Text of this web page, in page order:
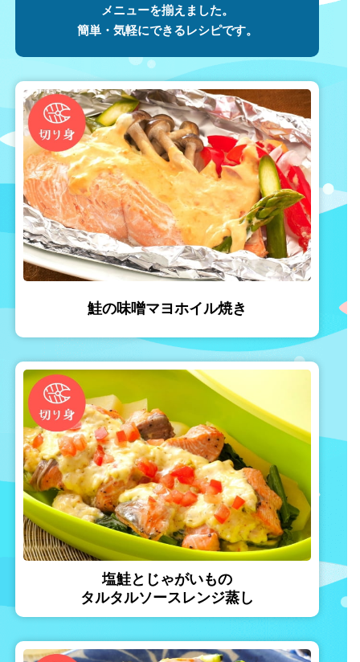
メニューを揃えました。
簡単・気軽にできるレシピです。
鮭の味噌マヨホイル焼き
塩鮭とじゃがいもの
タルタルソースレンジ蒸し